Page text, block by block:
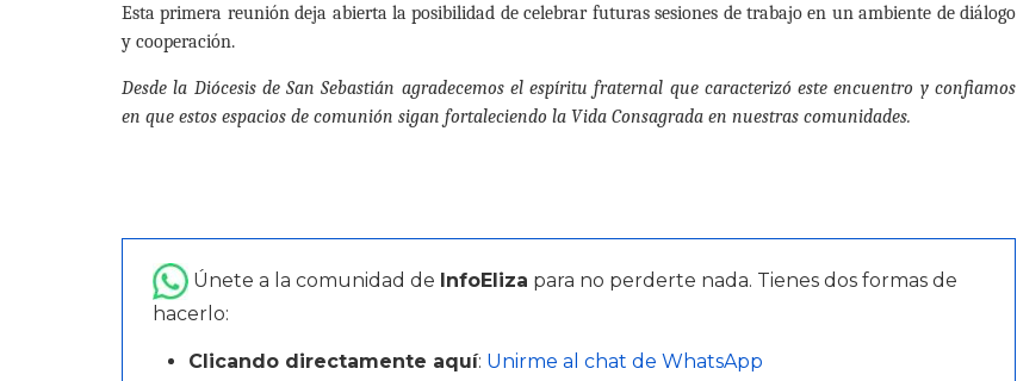
Esta primera reunión deja abierta la posibilidad de celebrar futuras sesiones de trabajo en un ambiente de diálogo
y cooperación.
Desde la Diócesis de San Sebastián agradecemos el espíritu fraternal que caracterizó este encuentro y confiamos
en que estos espacios de comunión sigan fortaleciendo la Vida Consagrada en nuestras comunidades.
Únete a la comunidad de InfoEliza para no perderte nada. Tienes dos formas de
hacerlo:
Clicando directamente aquí: Unirme al chat de WhatsApp